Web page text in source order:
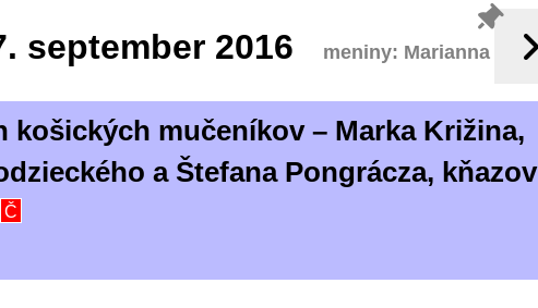
september 2016 meniny: Marianna
košických mučeníkov – Marka Križina,
a Štefana Pongrácza, kňazov
Č